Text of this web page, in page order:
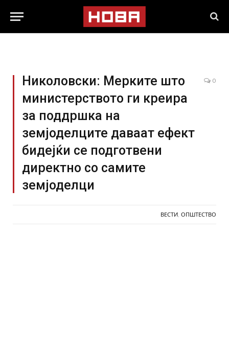
Николовски: Мерките што
министерството ги креира
за поддршка на
земјоделците даваат ефект
бидејќи се подготвени
директно со самите
земјоделци
0
ВЕСТИ ОПШТЕСТВО